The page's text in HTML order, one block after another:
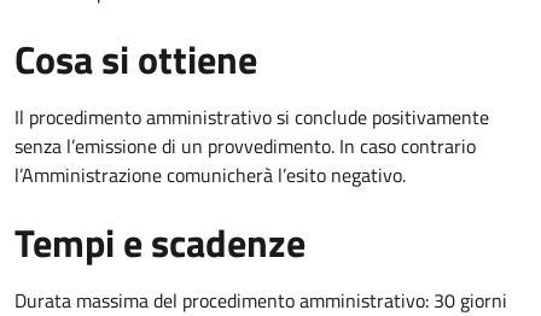
Cosa si ottiene
Il procedimento amministrativo si conclude positivamente
senza l’emissione di un provvedimento. In caso contrario
l’Amministrazione comunicherà l’esito negativo.
Tempi e scadenze
Durata massima del procedimento amministrativo: 30 giorni